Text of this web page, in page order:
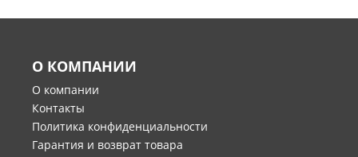
О КОМПАНИИ
О компании
Контакты
Политика конфиденциальности
Гарантия и возврат товара